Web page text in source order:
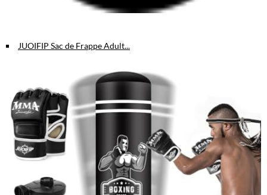
JUOIFIP Sac de Frappe Adult...